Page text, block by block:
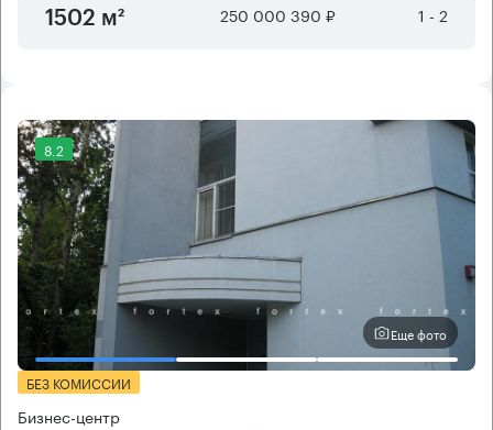
1502 м² 250 000 390 ₽ 1 - 2
8.2
Еще фото
БЕЗ КОМИССИИ
Бизнес-центр